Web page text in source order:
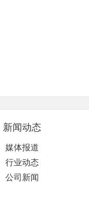
新闻动态
媒体报道
行业动态
公司新闻